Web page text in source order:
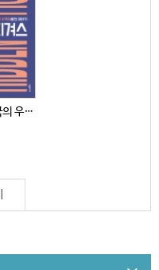
히든 피겨스 : 미국의 우주 경쟁을 승리로 이끈, 천재...